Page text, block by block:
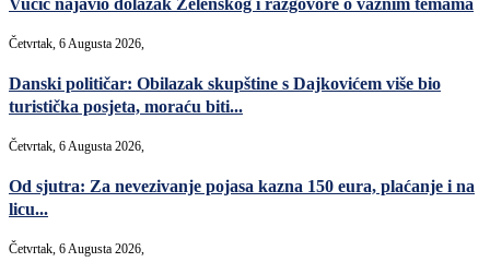
Četvrtak, 6 Augusta 2026,
Danski političar: Obilazak skupštine s Dajkovićem više bio
turistička posjeta, moraću biti...
Četvrtak, 6 Augusta 2026,
Od sjutra: Za nevezivanje pojasa kazna 150 eura, plaćanje i na
licu...
Četvrtak, 6 Augusta 2026,